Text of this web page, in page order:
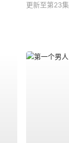
更新至第23集